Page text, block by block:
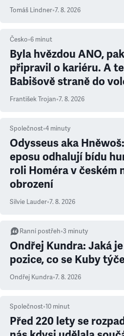
prioritu
Tomáš Lindner•7. 8. 2026
Česko•6 minut
Byla hvězdou ANO,
připravil o kariéru. A
Babišově straně do
František Trojan•7. 8. 2026
Společnost•4 minuty
Odysseus aka
eposu odhalují bídu
roli Homéra v českém
obrození
Silvie Lauder•7. 8. 2026
Ranní postřeh•3 minuty
Ondřej Kundra: Jaká
pozice, co se Kuby
Ondřej Kundra•7. 8. 2026
Společnost•10 minut
Před 220 lety se